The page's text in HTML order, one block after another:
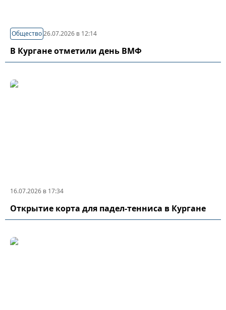
Общество26.07.2026 в 12:14
В Кургане отметили день ВМФ
16.07.2026 в 17:34
Открытие корта для падел-тенниса в Кургане